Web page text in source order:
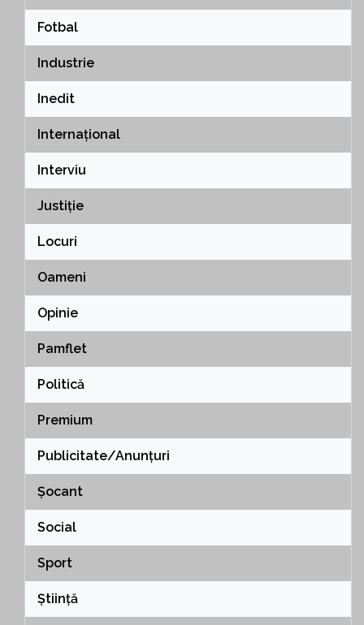
Fotbal
Industrie
Inedit
Internațional
Interviu
Justiție
Locuri
Oameni
Opinie
Pamflet
Politică
Premium
Publicitate/Anunțuri
Șocant
Social
Sport
Știință